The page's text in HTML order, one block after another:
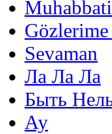
Sevaman
Ла Ла Ла
Быть
Ау